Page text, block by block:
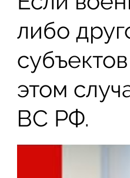
либо
этом
ВС РФ.